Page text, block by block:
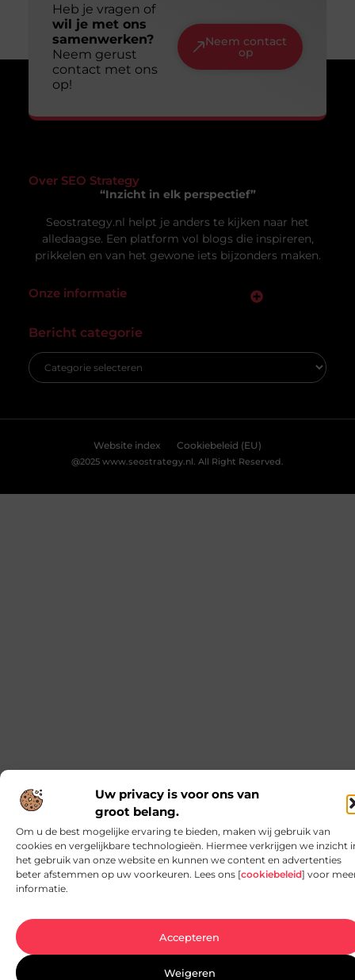
Uw privacy is voor ons van
groot belang.
inzicht in het gebruik van onze website en kunnen we content en
cookiebeleid ] voor meer informatie.
Bekijk Voorkeuren
Slim en duurzaam online zichtbaar worden:
jouw gids voor een lange termijn aanpak
Online zichtbaar zijn is voor veel ondernemers en
makers een doel op zich. Je wilt dat mensen je
vinden, je
Bent u op zoek naar een nieuwe uitdaging in de
groene sector? Dan is de vacature hovenier in
Ermelo wellicht precies wat
De onmisbare basis voor jouw elektrische
installaties
Als je bezig bent met een renovatie of